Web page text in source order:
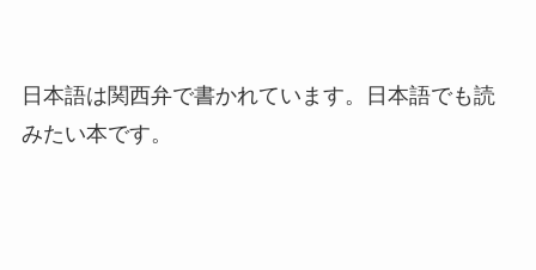
日本語は関西弁で書かれています。日本語でも読
みたい本です。